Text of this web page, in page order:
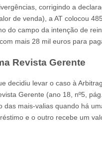
corrigindo a
de venda), a AT colocou
do campo da intenção de
mais 28 mil euros para
Revista Gerente
decidiu levar o caso à
Gerente (ano 18, nº5,
das mais-valias quando há
e o outro recebe um